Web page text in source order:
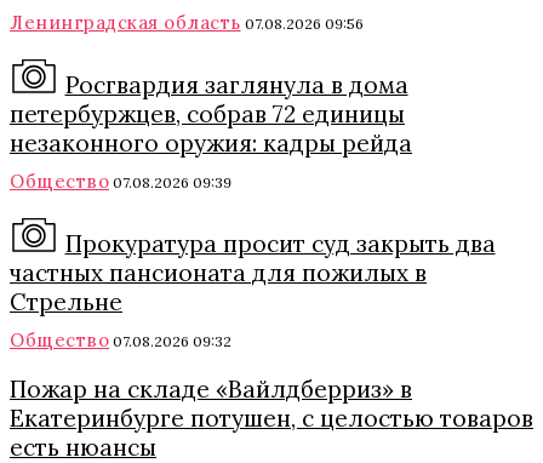
Ленинградская область 07.08.2026 09:56
Росгвардия заглянула в дома
петербуржцев, собрав 72 единицы
незаконного оружия: кадры рейда
Общество 07.08.2026 09:39
Прокуратура просит суд закрыть два
частных пансионата для пожилых в
Стрельне
Общество 07.08.2026 09:32
Пожар на складе «Вайлдберриз» в
Екатеринбурге потушен, с целостью товаров
есть нюансы